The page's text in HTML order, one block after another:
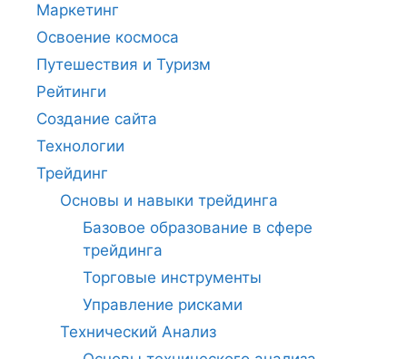
Маркетинг
Освоение космоса
Путешествия и Туризм
Рейтинги
Создание сайта
Технологии
Трейдинг
Основы и навыки трейдинга
Базовое образование в сфере
трейдинга
Торговые инструменты
Управление рисками
Технический Анализ